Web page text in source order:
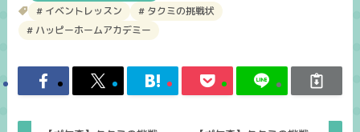
イベントレッスン
タクミの挑戦状
ハッピーホームアカデミー